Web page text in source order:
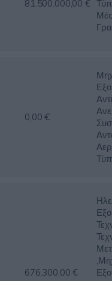
81.500.000,00 €
0,00 €
676.300,00 €